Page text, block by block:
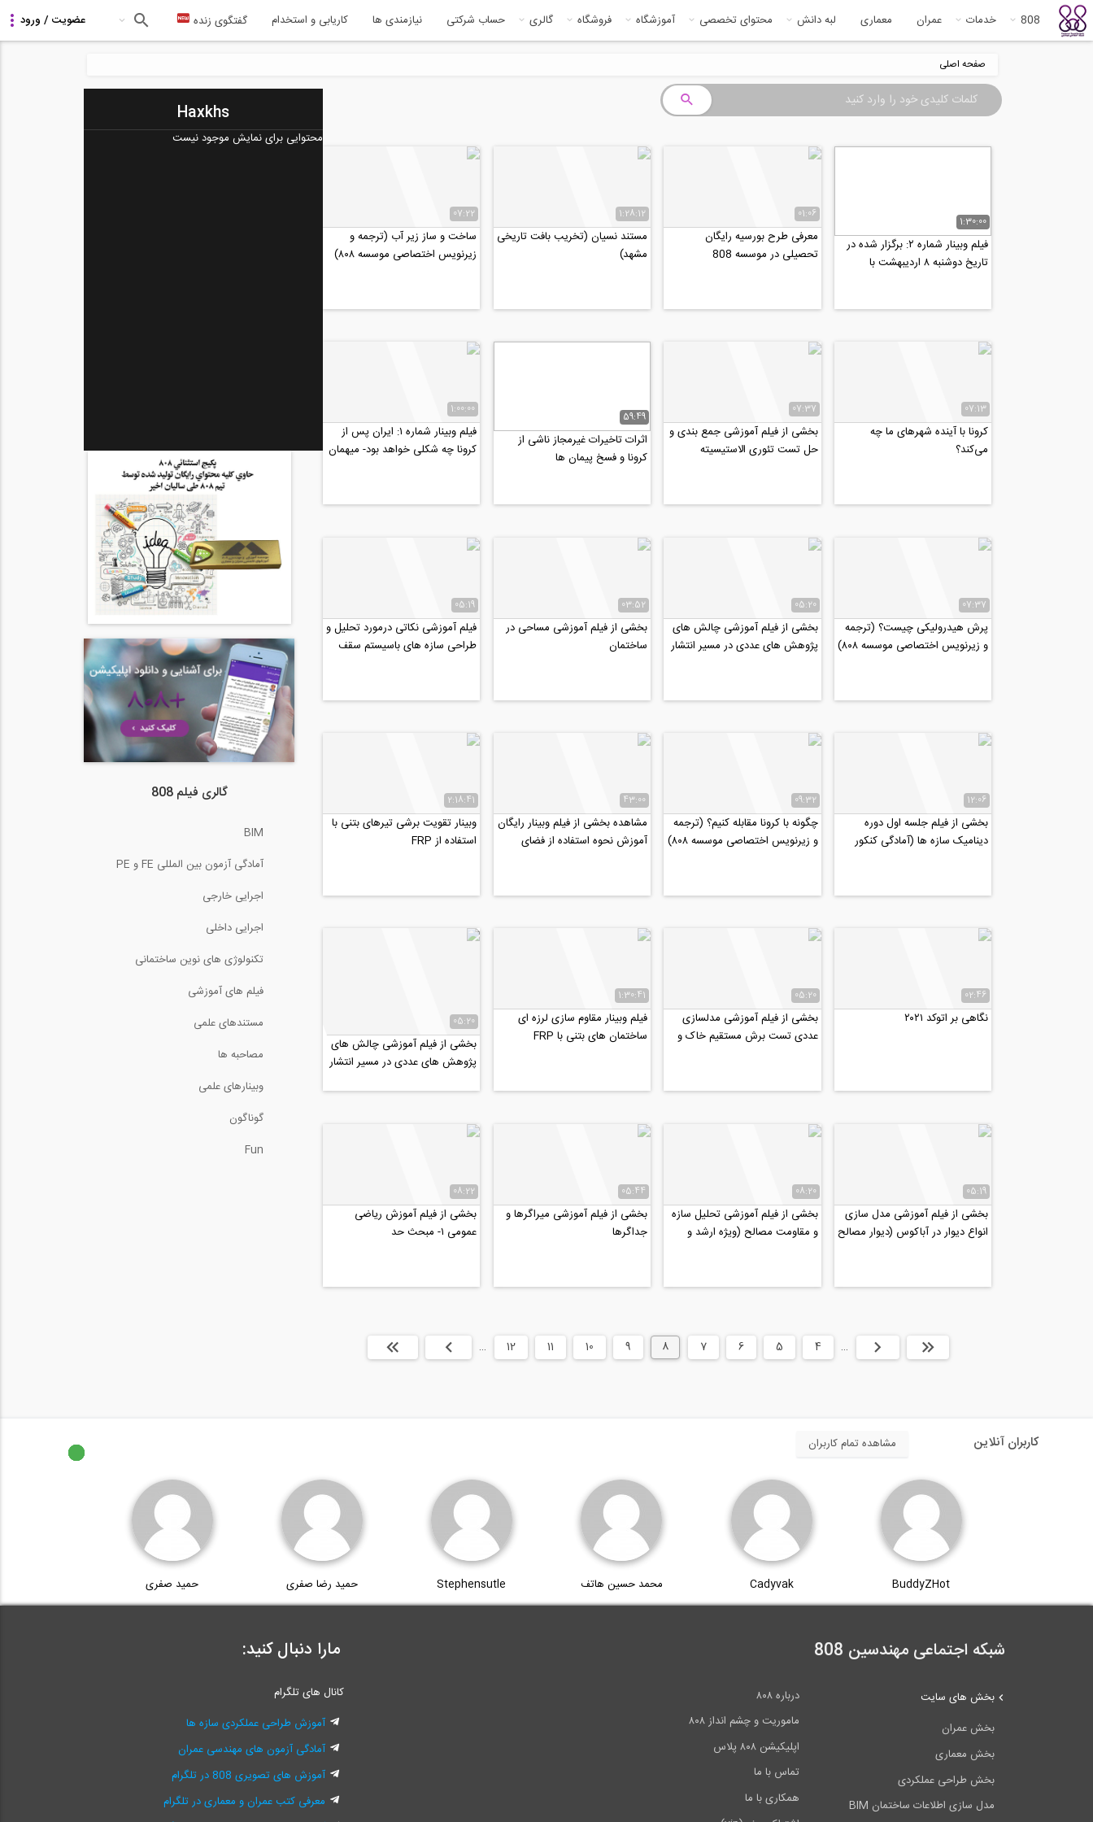
808 خدمات عمران معماری لبه دانش محتوای تخصصی آموزشگاه فروشگاه گالری حساب شرکتی نیازمندی ها کاریابی و استخدام گفتگوی زنده
صفحه اصلی
1:30:00
فیلم وبینار شماره ۲: برگزار شده در
تاریخ دوشنبه ۸ اردیبهشت با
01:06
معرفی طرح بورسیه رایگان
تحصیلی در موسسه 808
1:28:12
مستند نسیان (تخریب بافت تاریخی
مشهد)
07:22
ساخت و ساز زیر آب (ترجمه و
زیرنویس اختصاصی موسسه ۸۰۸)
07:13
کرونا با آینده شهرهای ما چه
می‌کند؟
07:37
بخشی از فیلم آموزشی جمع بندی و
حل تست تئوری الاستیسیته
59:49
اثرات تاخیرات غیرمجاز ناشی از
کرونا و فسخ پیمان ها
1:00:00
فیلم وبینار شماره ۱: ایران پس از
کرونا چه شکلی خواهد بود- میهمان
07:37
پرش هیدرولیکی چیست؟ (ترجمه
و زیرنویس اختصاصی موسسه ۸۰۸)
05:20
بخشی از فیلم آموزشی چالش های
پژوهش های عددی در مسیر انتشار
03:52
بخشی از فیلم آموزشی مساحی در
ساختمان
05:19
فیلم آموزشی نکاتی درمورد تحلیل و
طراحی سازه های باسیستم سقف
12:06
بخشی از فیلم جلسه اول دوره
دینامیک سازه ها (آمادگی کنکور
09:32
چگونه با کرونا مقابله کنیم؟ (ترجمه
و زیرنویس اختصاصی موسسه ۸۰۸)
43:00
مشاهده بخشی از فیلم وبینار رایگان
آموزش نحوه استفاده از فضای
2:18:41
وبینار تقویت برشی تیرهای بتنی با
استفاده از FRP
02:46
نگاهی بر اتوکد ۲۰۲۱
05:20
بخشی از فیلم آموزشی مدلسازی
عددی تست برش مستقیم خاک و
1:30:41
فیلم وبینار مقاوم سازی لرزه ای
ساختمان های بتنی با FRP
05:20
بخشی از فیلم آموزشی چالش های
پژوهش های عددی در مسیر انتشار
05:19
بخشی از فیلم آموزشی مدل سازی
انواع دیوار در آباکوس (دیوار مصالح
08:20
بخشی از فیلم آموزشی تحليل سازه
و مقاومت مصالح (ويژه ارشد و
05:44
بخشی از فیلم آموزشی میراگرها و
جداگرها
08:22
بخشی از فیلم آموزش رياضى
عمومى ١- مبحث حد
ابتدا قبلی …
4
5
6
7
8
9
10
11
12
… بعدی انتها »
Haxkhs
محتوایی برای نمایش موجود نیست
گالری فیلم 808
BIM
آمادگی آزمون بین المللی FE و PE
اجرایی خارجی
اجرایی داخلی
تکنولوژی های نوین ساختمانی
فیلم های آموزشی
مستندهای علمی
مصاحبه ها
وبینارهای علمی
گوناگون
Fun
کاربران آنلاین مشاهده تمام کاربران
BuddyZHot
Cadyvak محمد حسین هاتف Stephensutle حمید رضا صفری حمید صفری
شبکه اجتماعی مهندسین 808
درباره ۸۰۸
ماموریت و چشم انداز ۸۰۸
اپلیکیشن ۸۰۸ پلاس
تماس با ما
همکاری با ما
بخش های سایت
بخش عمران
بخش معماری
بخش طراحی عملکردی
مدل سازی اطلاعات ساختمان BIM
مارا دنبال کنید:
کانال های تلگرام
آموزش طراحی عملکردی سازه ها
آمادگی آزمون های مهندسی عمران
آموزش های تصویری 808 در تلگرام
معرفی کتب عمران و معماری در تلگرام